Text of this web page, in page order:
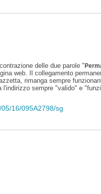
delle due parole "
web. Il collegamento
rimanga sempre
l'indirizzo sempre "valido" e
16/095A2798/sg